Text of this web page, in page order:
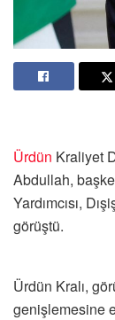
Ürdün Kraliyet
Abdullah,
Yardımcısı,
görüştü.
Ürdün Kralı,
genişlemesine